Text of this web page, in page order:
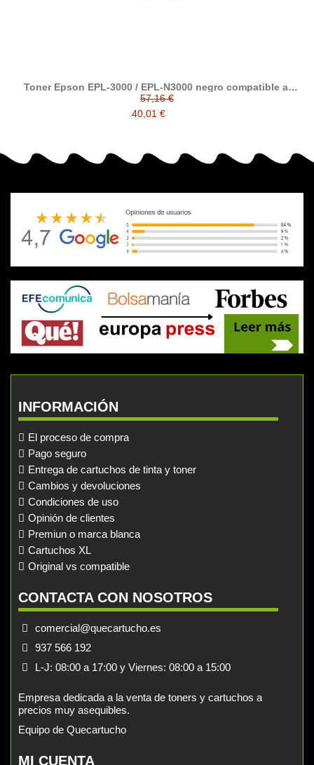
Toner Epson EPL-3000 / EPL-N3000 negro compatible al
toner C13S051111
57,16 €
40,01 €
INFORMACIÓN
El proceso de compra
Pago seguro
Entrega de cartuchos de tinta y toner
Cambios y devoluciones
Condiciones de uso
Opinión de clientes
Premiun o marca blanca
Cartuchos XL
Original vs compatible
CONTACTA CON NOSOTROS
comercial@quecartucho.es
937 566 192
L-J: 08:00 a 17:00 y Viernes: 08:00 a 15:00
Empresa dedicada a la venta de toners y cartuchos a
precios muy asequibles.
Equipo de Quecartucho
MI CUENTA